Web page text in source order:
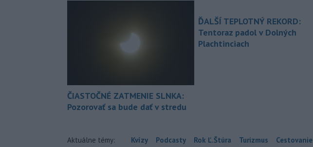
ČIASTOČNÉ ZATMENIE SLNKA:
Pozorovať sa bude dať v stredu
ĎALŠÍ TEPLOTNÝ REKORD:
Tentoraz padol v Dolných
Plachtinciach
Aktuálne témy: Kvízy Podcasty Rok Ľ.Štúra Turizmus Cestovanie